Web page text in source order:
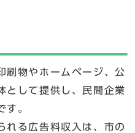
刷物やホームページ、公
として提供し、民間企業
す。
れる広告料収入は、市の